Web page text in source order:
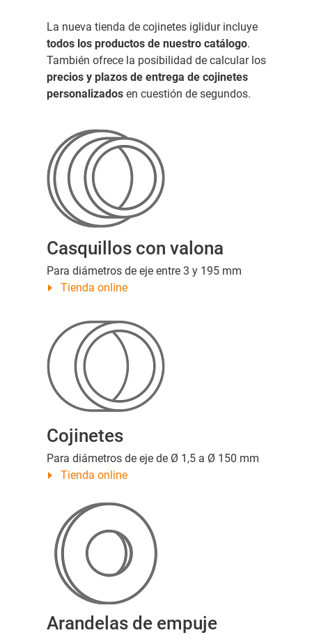
La nueva tienda de cojinetes iglidur incluye
todos los productos de nuestro catálogo.
También ofrece la posibilidad de calcular los
precios y plazos de entrega de cojinetes
personalizadosen cuestión de segundos.
Casquillos con valona
Para diámetros de eje entre 3 y 195 mm
Tienda online
Cojinetes
Para diámetros de eje de Ø 1,5 a Ø 150 mm
Tienda online
Arandelas de empuje